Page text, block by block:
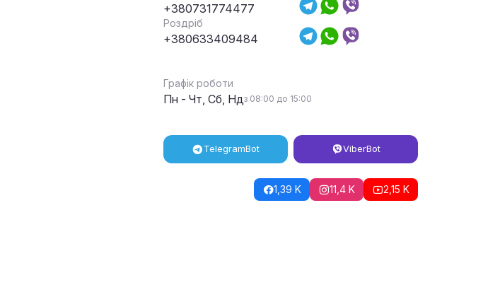
+380731774477
Роздріб
+380633409484
Графік роботи
Пн - Чт, Сб, Ндз 08:00 до 15:00
TelegramBot ViberBot
1,39 K 11,4 K 2,15 K